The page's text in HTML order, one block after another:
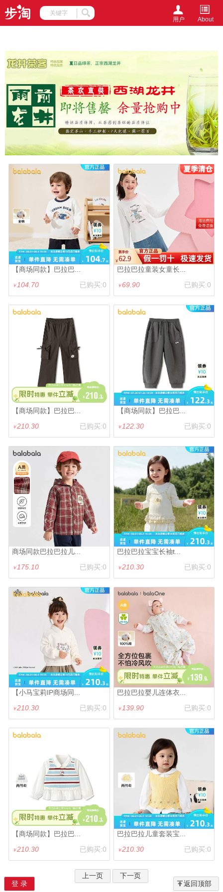
->
用户 About
【商场同款】巴拉巴...
已购买:0
￥ 104.70
巴拉巴拉童装女童长...
已购买:0
￥69.90
【商场同款】巴拉巴...
已购买:0
￥210.30
【商场同款】巴拉巴...
已购买:0
￥ 122.30
商场同款巴拉巴拉儿...
已购买:0
￥ 175.10
巴拉巴拉宝宝长袖t...
已购买:0
￥210.30
【小马宝莉IP商场同...
已购买:0
￥210.30
巴拉巴拉婴儿连体衣...
已购买:0
￥139.90
【商场同款】巴拉巴...
已购买:0
￥210.30
巴拉巴拉儿童套装宝...
已购买:0
￥210.30
上一页
下一页
登 录
返回顶部